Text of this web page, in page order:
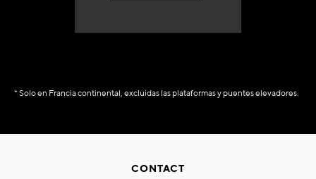
* Solo en Francia continental, excluidas las plataformas y puentes elevadores.
CONTACT